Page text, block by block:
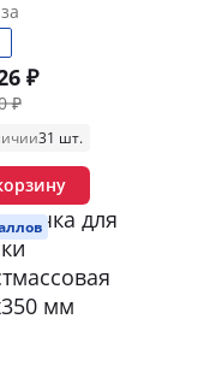
₽
₽
31 шт.